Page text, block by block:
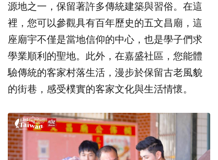
源地之一，保留著許多傳統建築與習俗。在這
裡，您可以參觀具有百年歷史的五文昌廟，這
座廟宇不僅是當地信仰的中心，也是學子們求
學業順利的聖地。此外，在嘉盛社區，您能體
驗傳統的客家村落生活，漫步於保留古老風貌
的街巷，感受樸實的客家文化與生活情懷。